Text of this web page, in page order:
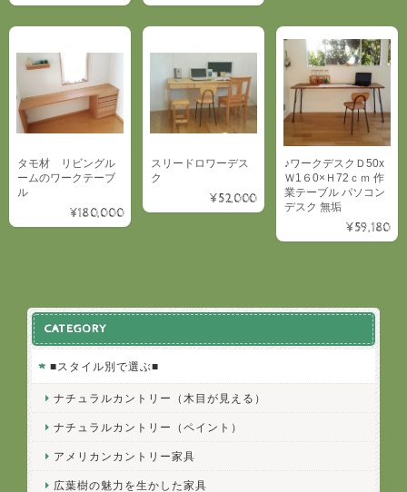
タモ材 リビングル
ームのワークテーブ
ル
¥180,000
スリードロワーデス
ク
¥52,000
♪ワークデスクＤ50x
Ｗ1６0×Ｈ72ｃｍ 作
業テーブル パソコン
デスク 無垢
¥59,180
CATEGORY
■スタイル別で選ぶ■
ナチュラルカントリー（木目が見える）
ナチュラルカントリー（ペイント）
アメリカンカントリー家具
広葉樹の魅力を生かした家具